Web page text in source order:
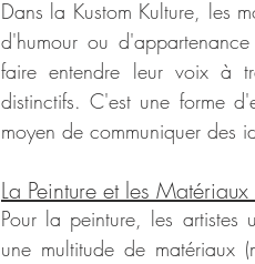
Dans la Kustom Kulture, les
d'humour ou
faire entendre leur voix à
distinctifs. C'est une forme
moyen de communiquer des
La Peinture et les
Pour la peinture, les artistes
une multitude de matériaux